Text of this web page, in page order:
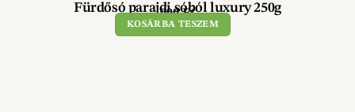
Fürdősó parajdi sóból luxury 250g
990Ft
KOSÁRBA TESZEM